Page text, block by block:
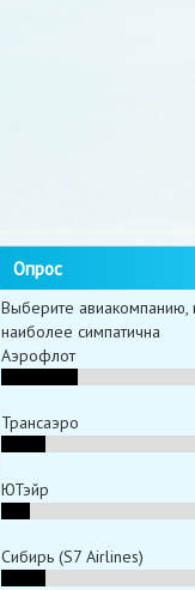
Опрос
Выберите авиакомпанию,
наиболее симпатична
Аэрофлот
Трансаэро
ЮТэйр
Сибирь (S7 Airlines)